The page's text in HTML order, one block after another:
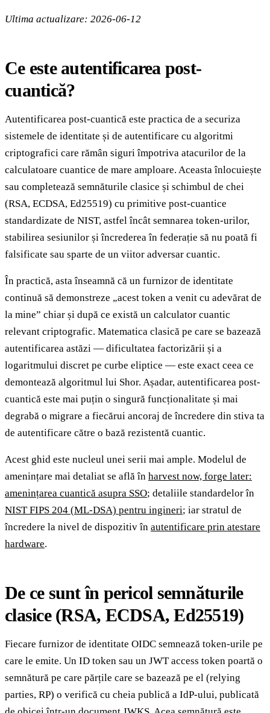
Ultima actualizare: 2026-06-12
Ce este autentificarea post-
cuantică?
Autentificarea post-cuantică este practica de a securiza
sistemele de identitate și de autentificare cu algoritmi
criptografici care rămân siguri împotriva atacurilor de la
calculatoare cuantice de mare amploare. Aceasta înlocuiește
sau completează semnăturile clasice și schimbul de chei
(RSA, ECDSA, Ed25519) cu primitive post-cuantice
standardizate de NIST, astfel încât semnarea token-urilor,
stabilirea sesiunilor și încrederea în federație să nu poată fi
falsificate sau sparte de un viitor adversar cuantic.
În practică, asta înseamnă că un furnizor de identitate
continuă să demonstreze „acest token a venit cu adevărat de
la mine” chiar și după ce există un calculator cuantic
relevant criptografic. Matematica clasică pe care se bazează
autentificarea astăzi — dificultatea factorizării și a
logaritmului discret pe curbe eliptice — este exact ceea ce
demontează algoritmul lui Shor. Așadar, autentificarea post-
cuantică este mai puțin o singură funcționalitate și mai
degrabă o migrare a fiecărui ancoraj de încredere din stiva ta
de autentificare către o bază rezistentă cuantic.
Acest ghid este nucleul unei serii mai ample. Modelul de
amenințare mai detaliat se află în harvest now, forge later:
amenințarea cuantică asupra SSO; detaliile standardelor în
NIST FIPS 204 (ML-DSA) pentru ingineri; iar stratul de
încredere la nivel de dispozitiv în autentificare prin atestare
hardware.
De ce sunt în pericol semnăturile
clasice (RSA, ECDSA, Ed25519)
Fiecare furnizor de identitate OIDC semnează token-urile pe
care le emite. Un ID token sau un JWT access token poartă o
semnătură pe care părțile care se bazează pe el (relying
parties, RP) o verifică cu cheia publică a IdP-ului, publicată